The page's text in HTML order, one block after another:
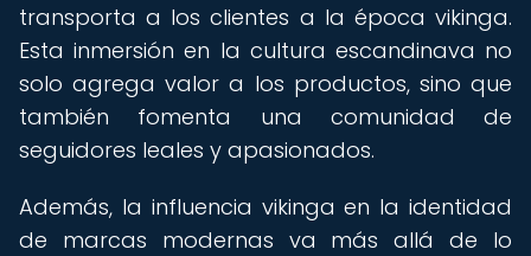
transporta a los clientes a la época vikinga.
Esta inmersión en la cultura escandinava no
solo agrega valor a los productos, sino que
también fomenta una comunidad de
seguidores leales y apasionados.
Además, la influencia vikinga en la identidad
de marcas modernas va más allá de lo